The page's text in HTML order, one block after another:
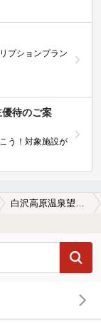
プションプラン
優待のご案
う！対象施設が